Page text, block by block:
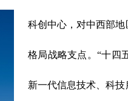
科创中心，对中西部
格局战略支点。“十四
新一代信息技术、科